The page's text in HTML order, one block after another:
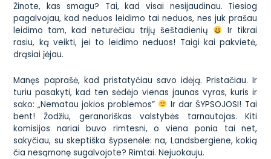
Žinote, kas smagu? Tai, kad visai nesijaudinau. Tiesiog
pagalvojau, kad neduos leidimo tai neduos, nes juk prašau
leidimo tam, kad neturėčiau trijų šeštadienių
Ir tikrai
rasiu, ką veikti, jei to leidimo neduos! Taigi kai pakvietė,
drąsiai įėjau.
Manęs paprašė, kad pristatyčiau savo idėją. Pristačiau. Ir
turiu pasakyti, kad ten sėdėjo vienas jaunas vyras, kuris ir
sako:„Nematau jokios problemos”
Ir dar ŠYPSOJOSI! Tai
bent! Žodžiu, geranoriškas valstybės tarnautojas. Kiti
komisijos nariai buvo rimtesni, o viena ponia tai net,
sakyčiau, su skeptiška šypsenėle:na, Landsbergiene, kokią
čia nesąmonę sugalvojote?Rimtai. Nejuokauju.